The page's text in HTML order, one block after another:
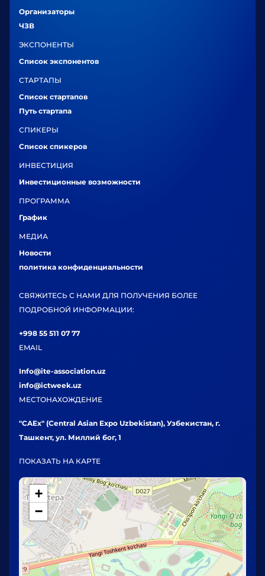
Организаторы
ЧЗВ
ЭКСПОНЕНТЫ
Список экспонентов
СТАРТАПЫ
Список стартапов
Путь стартапа
СПИКЕРЫ
Список спикеров
ИНВЕСТИЦИЯ
Инвестиционные возможности
ПРОГРАММА
График
МЕДИА
Новости
политика конфиденциальности
СВЯЖИТЕСЬ С НАМИ ДЛЯ ПОЛУЧЕНИЯ БОЛЕЕ
ПОДРОБНОЙ ИНФОРМАЦИИ:
+998 55 511 07 77
EMAIL
Info@ite-association.uz
info@ictweek.uz
МЕСТОНАХОЖДЕНИЕ
"CAEx" (Central Asian Expo Uzbekistan), Узбекистан, г.
Ташкент, ул. Миллий бог, 1
ПОКАЗАТЬ НА КАРТЕ
+
−